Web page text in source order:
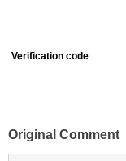
Verification code
Original Comment